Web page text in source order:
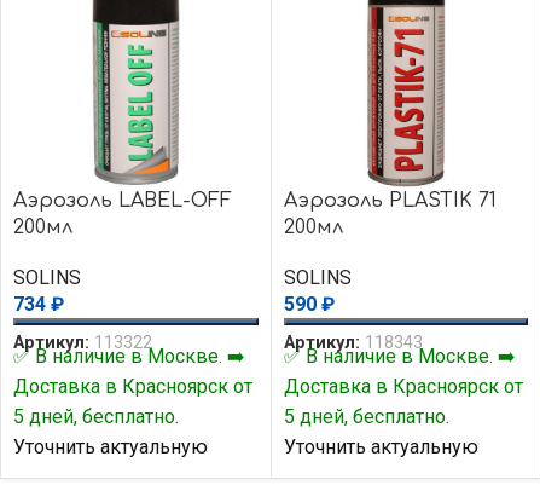
Аэрозоль LABEL-OFF
200мл
SOLINS
734 ₽
Артикул: 113322
✅ В наличие в Москве. ➡️
Доставка в Красноярск от
5 дней, бесплатно.
Уточнить актуальную
цену и наличие товара Вы
Аэрозоль PLASTIK 71
200мл
SOLINS
590 ₽
Артикул: 118343
✅ В наличие в Москве. ➡️
Доставка в Красноярск от
5 дней, бесплатно.
Уточнить актуальную
цену и наличие товара Вы